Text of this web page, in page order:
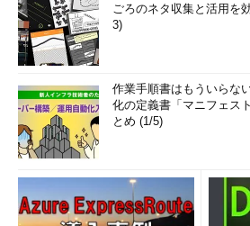
ごろのネタ収集と活用を
3)
作業手順書はもういらな
化の定義書「マニフェス
とめ (1/5)